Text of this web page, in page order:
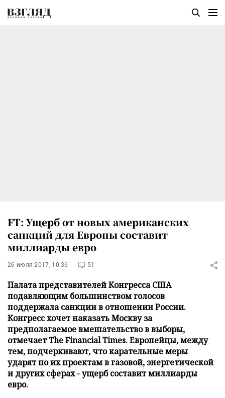
FT: Ущерб от новых американских
санкций для Европы составит
миллиарды евро
26 июля 2017, 10:36 51
Палата представителей Конгресса США
подавляющим большинством голосов
поддержала санкции в отношении России.
Конгресс хочет наказать Москву за
предполагаемое вмешательство в выборы,
отмечает The Financial Times. Европейцы, между
тем, подчеркивают, что карательные меры
ударят по их проектам в газовой, энергетической
и других сферах - ущерб составит миллиарды
евро.